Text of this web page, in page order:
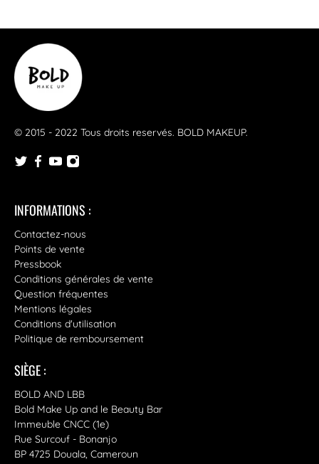
© 2015 - 2022 Tous droits reservés. BOLD MAKEUP.
INFORMATIONS :
Contactez-nous
Points de vente
Pressbook
Conditions générales de vente
Question fréquentes
Mentions légales
Conditions d'utilisation
Politique de remboursement
SIÈGE :
BOLD AND LBB
Bold Make Up and le Beauty Bar
Immeuble CNCC (1e)
Rue Surcouf - Bonanjo
BP 4725 Douala, Cameroun